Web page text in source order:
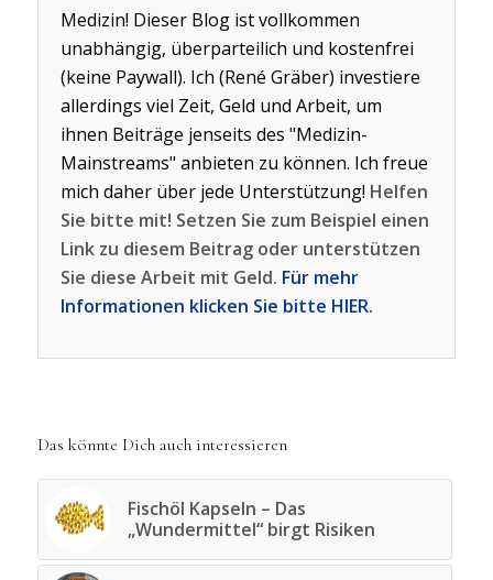
Medizin! Dieser Blog ist vollkommen
unabhängig, überparteilich und kostenfrei
(keine Paywall). Ich (René Gräber) investiere
allerdings viel Zeit, Geld und Arbeit, um
ihnen Beiträge jenseits des "Medizin-
Mainstreams" anbieten zu können. Ich freue
mich daher über jede Unterstützung! Helfen
Sie bitte mit! Setzen Sie zum Beispiel einen
Link zu diesem Beitrag oder unterstützen
Sie diese Arbeit mit Geld. Für mehr
Informationen klicken Sie bitte HIER.
Das könnte Dich auch interessieren
Fischöl Kapseln – Das
„Wundermittel“ birgt Risiken